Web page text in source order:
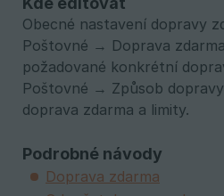
Obecné nastavení dopravy
Poštovné → Doprava
požadované konkrétní
Poštovné → Způsob
doprava zdarma a limity.
Podrobné návody
Doprava zdarma